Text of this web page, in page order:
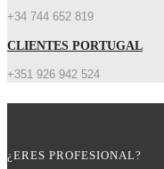
+34 744 652 819
CLIENTES PORTUGAL
+351 926 942 524
¿ERES PROFESIONAL?